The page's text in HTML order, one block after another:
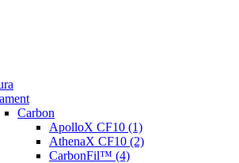
Carbon
ApolloX CF10 (1)
AthenaX CF10 (2)
CarbonFil™ (4)